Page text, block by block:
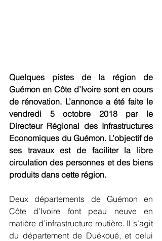
Quelques pistes de la région de
Guémon en Côte d’Ivoire sont en cours
de rénovation. L’annonce a été faite le
vendredi 5 octobre 2018 par le
Directeur Régional des Infrastructures
Economiques du Guémon. L’objectif de
ses travaux est de faciliter la libre
circulation des personnes et des biens
produits dans cette région.
Deux départements de Guémon en
Côte d’Ivoire font peau neuve en
matière d’infrastructure routière. Il s’agit
du département de Duékoué, et celui